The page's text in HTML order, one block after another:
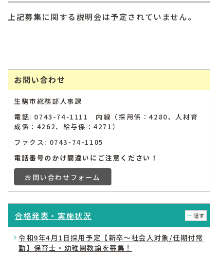
上記募集に関する説明会は予定されていません。
お問い合わせ
生駒市総務部人事課
電話: 0743-74-1111 内線（採用係：4280、人材育
成係：4262、給与係：4271）
ファクス: 0743-74-1105
電話番号のかけ間違いにご注意ください！
お問い合わせフォーム
合格発表・実施状況 隠す
令和9年4月1日採用予定【新卒～社会人対象/任期付常
勤】保育士・幼稚園教諭を募集！